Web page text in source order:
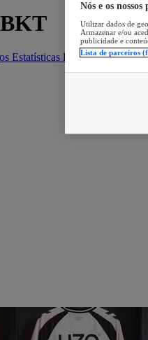
Estatísticas Equipas
Nós e os
Utilizar dados de
Armazenar e/ou
publicidade e
Lista de parceiros